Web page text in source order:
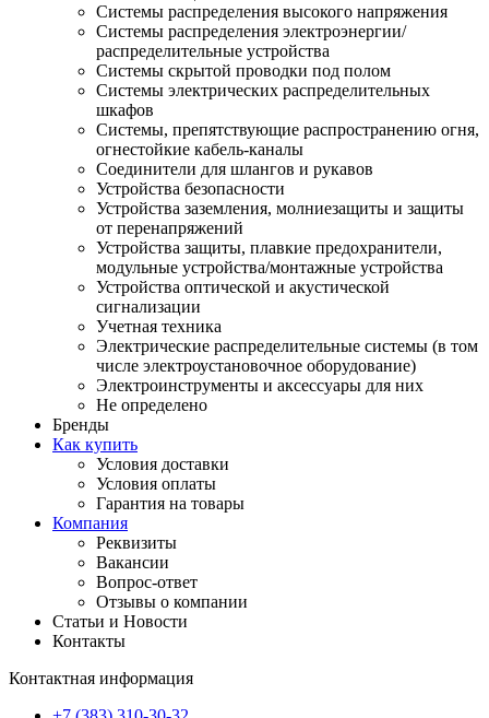
Системы распределения высокого напряжения
Системы распределения электроэнергии/
распределительные устройства
Системы скрытой проводки под полом
Системы электрических распределительных
шкафов
Системы, препятствующие распространению огня,
огнестойкие кабель-каналы
Соединители для шлангов и рукавов
Устройства безопасности
Устройства заземления, молниезащиты и защиты
от перенапряжений
Устройства защиты, плавкие предохранители,
модульные устройства/монтажные устройства
Устройства оптической и акустической
сигнализации
Учетная техника
Электрические распределительные системы (в том
числе электроустановочное оборудование)
Электроинструменты и аксессуары для них
Не определено
Бренды
Как купить
Условия доставки
Условия оплаты
Гарантия на товары
Компания
Реквизиты
Вакансии
Вопрос-ответ
Отзывы о компании
Статьи и Новости
Контакты
Контактная информация